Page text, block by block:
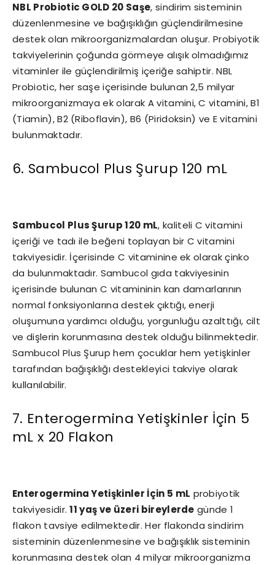
NBL Probiotic GOLD 20 Saşe, sindirim sisteminin
düzenlenmesine ve bağışıklığın güçlendirilmesine
destek olan mikroorganizmalardan oluşur. Probiyotik
takviyelerinin çoğunda görmeye alışık olmadığımız
vitaminler ile güçlendirilmiş içeriğe sahiptir. NBL
Probiotic, her saşe içerisinde bulunan 2,5 milyar
mikroorganizmaya ek olarak A vitamini, C vitamini, B1
(Tiamin), B2 (Riboflavin), B6 (Piridoksin) ve E vitamini
bulunmaktadır.
6. Sambucol Plus Şurup 120 mL
Sambucol Plus Şurup 120 mL, kaliteli C vitamini
içeriği ve tadı ile beğeni toplayan bir C vitamini
takviyesidir. İçerisinde C vitaminine ek olarak çinko
da bulunmaktadır. Sambucol gıda takviyesinin
içerisinde bulunan C vitamininin kan damarlarının
normal fonksiyonlarına destek çıktığı, enerji
oluşumuna yardımcı olduğu, yorgunluğu azalttığı, cilt
ve dişlerin korunmasına destek olduğu bilinmektedir.
Sambucol Plus Şurup hem çocuklar hem yetişkinler
tarafından bağışıklığı destekleyici takviye olarak
kullanılabilir.
7. Enterogermina Yetişkinler İçin 5
mL x 20 Flakon
Enterogermina Yetişkinler İçin 5 mL probiyotik
takviyesidir.11 yaş ve üzeri bireylerde günde 1
flakon tavsiye edilmektedir. Her flakonda sindirim
sisteminin düzenlenmesine ve bağışıklık sisteminin
korunmasına destek olan 4 milyar mikroorganizma